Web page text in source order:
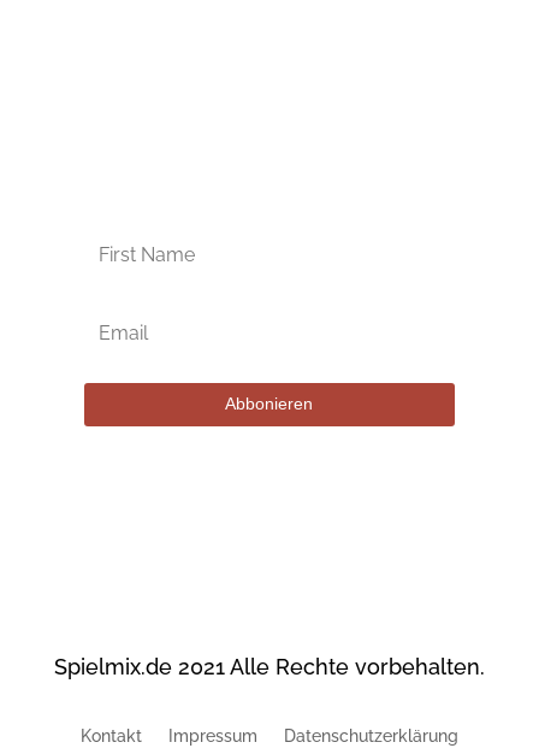
Abbonieren
Spielmix.de 2021 Alle Rechte vorbehalten.
Kontakt Impressum Datenschutzerklärung